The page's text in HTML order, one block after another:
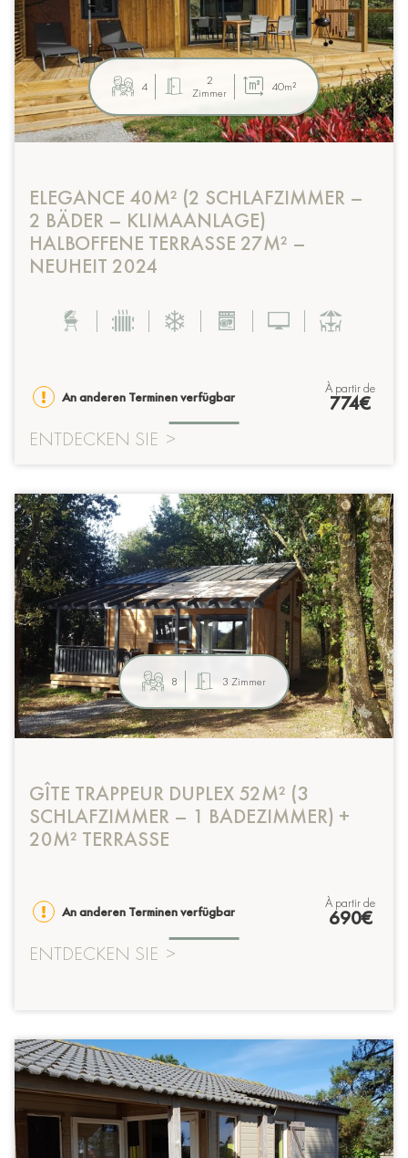
4
2
Zimmer
40m²
ELEGANCE 40M² (2 SCHLAFZIMMER –
2 BÄDER – KLIMAANLAGE)
HALBOFFENE TERRASSE 27M² –
NEUHEIT 2024
An anderen Terminen verfügbar
à partir de
774€
ENTDECKEN SIE >
8 3 Zimmer
GÎTE TRAPPEUR DUPLEX 52M² (3
SCHLAFZIMMER – 1 BADEZIMMER) +
20M² TERRASSE
An anderen Terminen verfügbar
à partir de
690€
ENTDECKEN SIE >